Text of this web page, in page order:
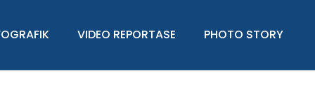
VIDEO REPORTASE PHOTO STORY